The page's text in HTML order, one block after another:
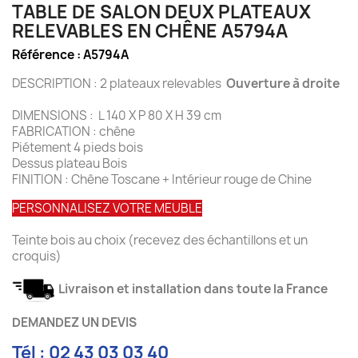
TABLE DE SALON DEUX PLATEAUX
RELEVABLES EN CHÊNE A5794A
Référence :A5794A
DESCRIPTION : 2 plateaux relevables Ouverture à droite
DIMENSIONS : L 140 X P 80 X H 39 cm
FABRICATION : chêne
Piétement 4 pieds bois
Dessus plateau Bois
FINITION : Chêne Toscane + Intérieur rouge de Chine
PERSONNALISEZ VOTRE MEUBLE
Teinte bois au choix (recevez des échantillons et un
croquis)
Livraison et installation dans toute la France
DEMANDEZ UN DEVIS
Tél : 02 43 03 03 40